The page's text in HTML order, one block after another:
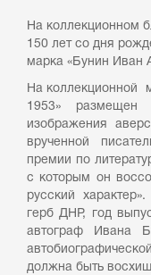
На коллекционном
150 лет со дня
марка «Бунин Иван
На коллекционной
1953»
изображения
врученной
премии по
с которым он
русский
герб ДНР, год
автограф Ивана
должна быть